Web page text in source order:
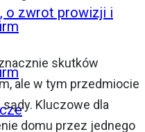
o zwrot prowizji i
skutków
ale w tym przedmiocie
Kluczowe dla
domu przez jednego